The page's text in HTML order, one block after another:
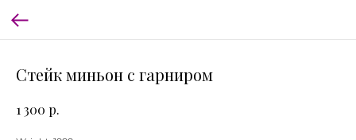
Стейк миньон с гарниром
1 300 р.